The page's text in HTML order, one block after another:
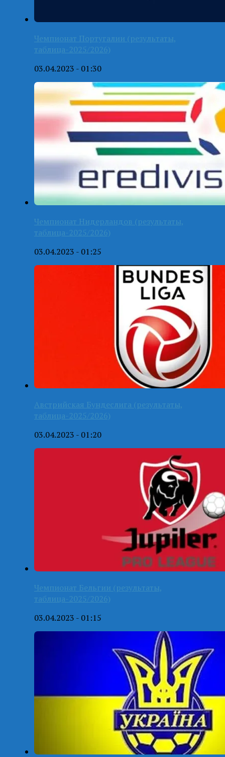
Чемпионат Португалии (результаты,
таблица-2025/2026)
03.04.2023 - 01:30
Чемпионат Нидерландов (результаты,
таблица-2025/2026)
03.04.2023 - 01:25
Австрийская Бундеслига (результаты,
таблица-2025/2026)
03.04.2023 - 01:20
Чемпионат Бельгии (результаты,
таблица-2025/2026)
03.04.2023 - 01:15